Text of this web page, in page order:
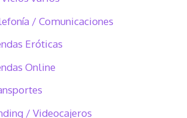
/ Comunicaciones
Eróticas
Online
/ Videocajeros